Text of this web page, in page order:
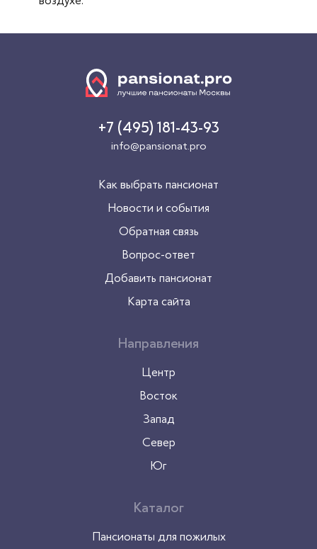
+7 (495) 181-43-93
info@pansionat.pro
Как выбрать пансионат
Новости и события
Обратная связь
Вопрос-ответ
Добавить пансионат
Карта сайта
Направления
Центр
Восток
Запад
Север
Юг
Каталог
Пансионаты для пожилых